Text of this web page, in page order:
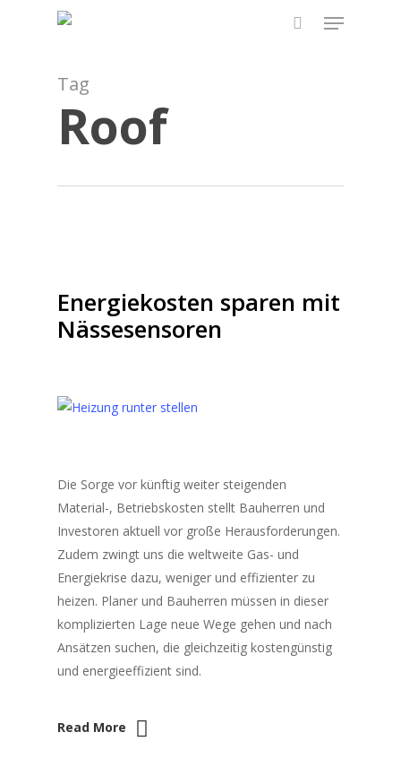
Menu
Tag
Roof
Energiekosten sparen mit
Nässesensoren
Die Sorge vor künftig weiter steigenden
Material-, Betriebskosten stellt Bauherren und
Investoren aktuell vor große Herausforderungen.
Zudem zwingt uns die weltweite Gas- und
Energiekrise dazu, weniger und effizienter zu
heizen. Planer und Bauherren müssen in dieser
komplizierten Lage neue Wege gehen und nach
Ansätzen suchen, die gleichzeitig kostengünstig
und energieeffizient sind.
Read More